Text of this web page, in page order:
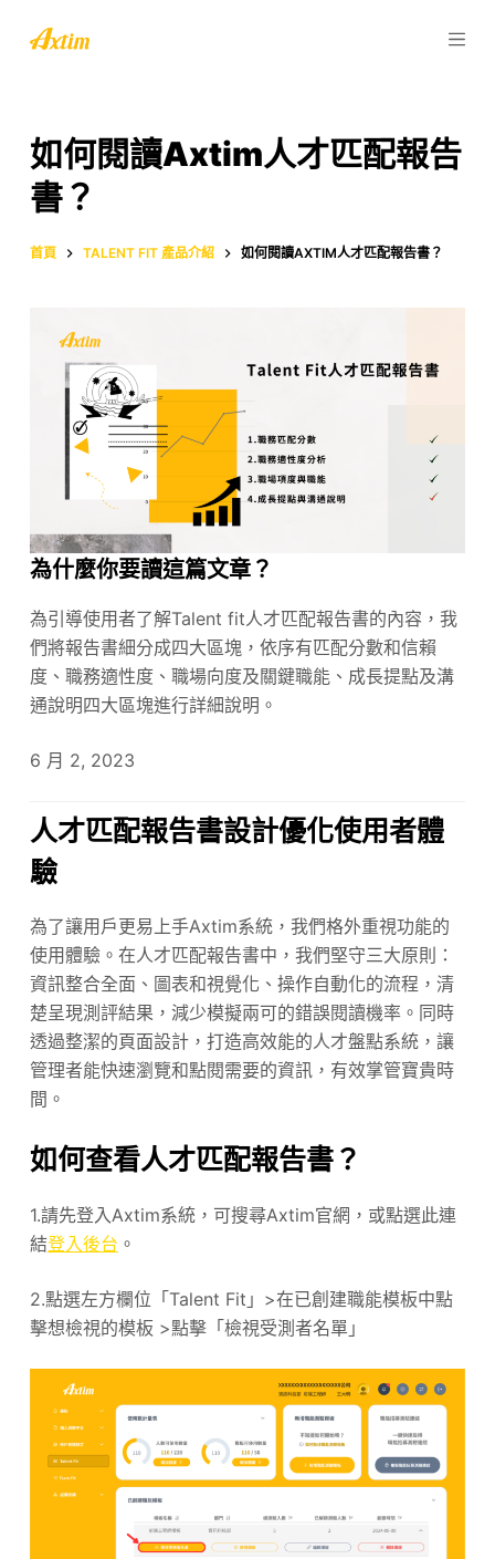
至
內
容
如何閱讀Axtim人才匹配報告
書？
首頁 TALENT FIT 產品介紹 如何閱讀AXTIM人才匹配報告書？
為什麼你要讀這篇文章？
為引導使用者了解Talent fit人才匹配報告書的內容，我
們將報告書細分成四大區塊，依序有匹配分數和信賴
度、職務適性度、職場向度及關鍵職能、成長提點及溝
通說明四大區塊進行詳細說明。
6 月 2, 2023
人才匹配報告書設計優化使用者體
驗
為了讓用戶更易上手Axtim系統，我們格外重視功能的
使用體驗。在人才匹配報告書中，我們堅守三大原則：
資訊整合全面、圖表和視覺化、操作自動化的流程，清
楚呈現測評結果，減少模擬兩可的錯誤閱讀機率。同時
透過整潔的頁面設計，打造高效能的人才盤點系統，讓
管理者能快速瀏覽和點閱需要的資訊，有效掌管寶貴時
間。
如何查看人才匹配報告書？
1.請先登入Axtim系統，可搜尋Axtim官網，或點選此連
結登入後台 。
2.點選左方欄位「Talent Fit」>在已創建職能模板中點
擊想檢視的模板 >點擊「檢視受測者名單」